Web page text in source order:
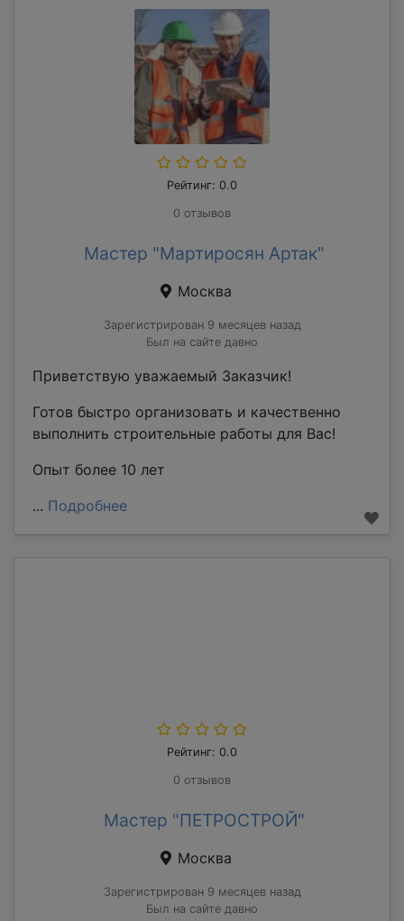
Рейтинг: 0.0
0 отзывов
Мастер "Мартиросян Артак"
Москва
Зарегистрирован 9 месяцев назад
Был на сайте давно
Приветствую уважаемый Заказчик!
Готов быстро организовать и качественно
выполнить строительные работы для Вас!
Опыт более 10 лет
... Подробнее
Рейтинг: 0.0
0 отзывов
Мастер "ПЕТРОСТРОЙ"
Москва
Зарегистрирован 9 месяцев назад
Был на сайте давно